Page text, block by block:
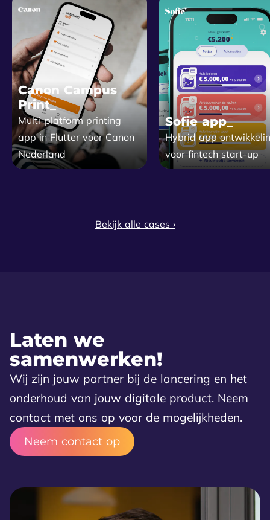
Canon Campus
Print_
Multi-platform printing
app in Flutter voor Canon
Nederland
Sofie app_
Hybrid app
voor fintech start-up
Bekijk alle cases ›
Laten we
samenwerken!
Wij zijn jouw partner bij de lancering en het
onderhoud van jouw digitale product. Neem
contact met ons op voor de mogelijkheden.
Neem contact op